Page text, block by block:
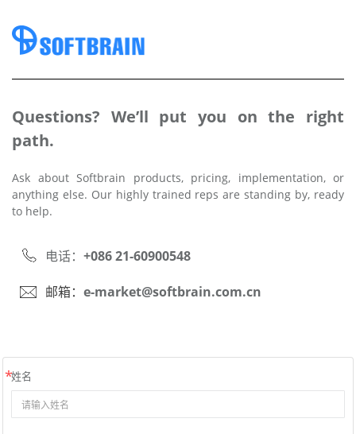
Questions? We’ll put you on the right
path.
Ask about Softbrain products, pricing, implementation, or
anything else. Our highly trained reps are standing by, ready
to help.
电话： +086 21-60900548
邮箱： e-market@softbrain.com.cn
姓名